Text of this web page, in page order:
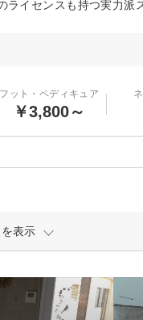
イセンスも持つ実力派
フット・ペディキュア
￥3,800～
表示